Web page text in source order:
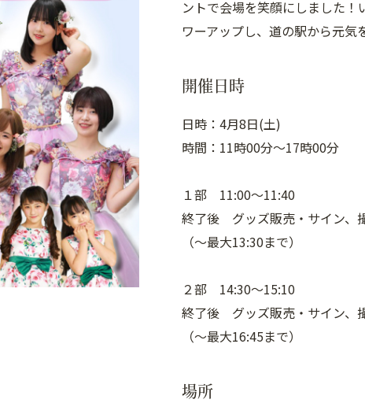
ントで会場を笑顔にしました！
ワーアップし、道の駅から元気
開催日時
日時：4月8日(土)
時間：11時00分～17時00分
１部 11:00〜11:40
終了後 グッズ販売・サイン、
（〜最大13:30まで）
２部 14:30〜15:10
終了後 グッズ販売・サイン、
（〜最大16:45まで）
場所